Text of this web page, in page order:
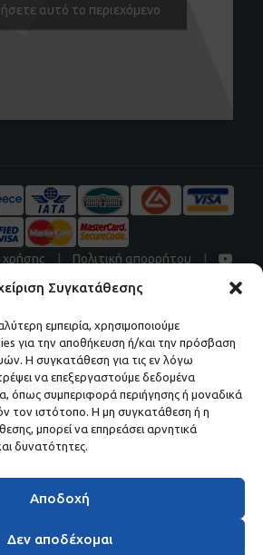
Συγκατάθεσης
εμπειρία, χρησιμοποιούμε
για την αποθήκευση ή/και την πρόσβαση
Η συγκατάθεση για τις εν λόγω
να επεξεργαστούμε δεδομένα
όπως συμπεριφορά περιήγησης ή μοναδικά
τον ιστότοπο. Η μη συγκατάθεση ή η
μπορεί να επηρεάσει αρνητικά
δυνατότητες.
Αποδοχή
Δεν αποδέχομαι
αυτό το περιεχόμενο
χρήσης Πολιτική απορρήτου
τα νέα και τις προσφορές μας.
ΣΤΟ NEWSLETTER ΜΑΣ.